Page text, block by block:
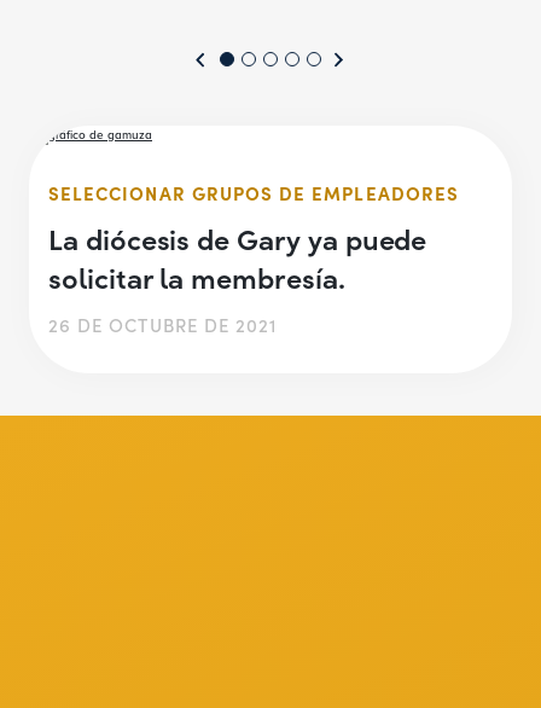
SELECCIONAR GRUPOS DE EMPLEADORES
La diócesis de Gary ya puede
solicitar la membresía.
26 DE OCTUBRE DE 2021